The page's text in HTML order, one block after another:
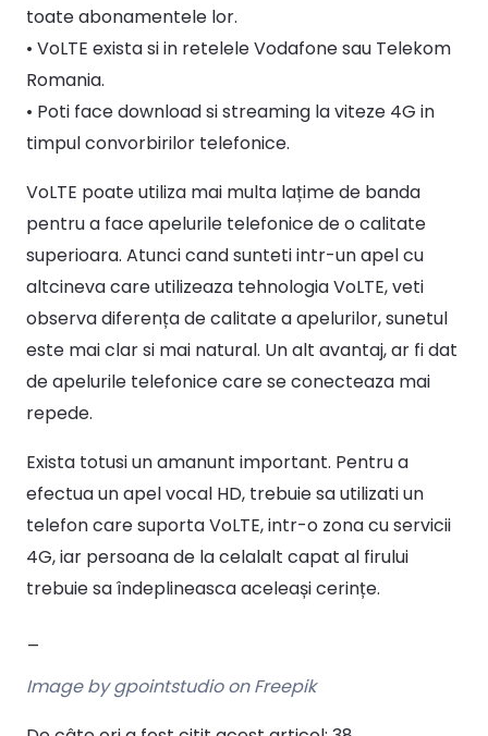
toate abonamentele lor.
• VoLTE exista si in retelele Vodafone sau Telekom
Romania.
• Poti face download si streaming la viteze 4G in
timpul convorbirilor telefonice.
VoLTE poate utiliza mai multa lațime de banda
pentru a face apelurile telefonice de o calitate
superioara. Atunci cand sunteti intr-un apel cu
altcineva care utilizeaza tehnologia VoLTE, veti
observa diferența de calitate a apelurilor, sunetul
este mai clar si mai natural. Un alt avantaj, ar fi dat
de apelurile telefonice care se conecteaza mai
repede.
Exista totusi un amanunt important. Pentru a
efectua un apel vocal HD, trebuie sa utilizati un
telefon care suporta VoLTE, intr-o zona cu servicii
4G, iar persoana de la celalalt capat al firului
trebuie sa îndeplineasca aceleași cerințe.
Image by gpointstudio on Freepik